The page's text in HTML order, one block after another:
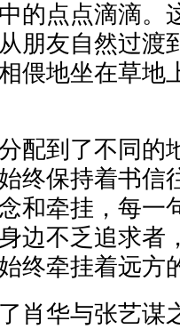
的点点滴滴。
朋友自然过渡
偎地坐在草地
配到了不同的
终保持着书信
和牵挂，每一
边不乏追求者
终牵挂着远方
肖华与张艺谋